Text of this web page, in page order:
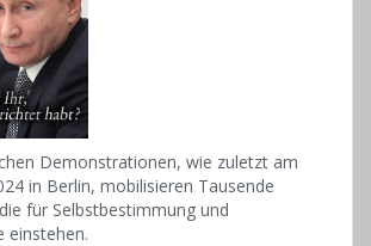
Demonstrationen, wie zuletzt am
in Berlin, mobilisieren Tausende
für Selbstbestimmung und
einstehen.